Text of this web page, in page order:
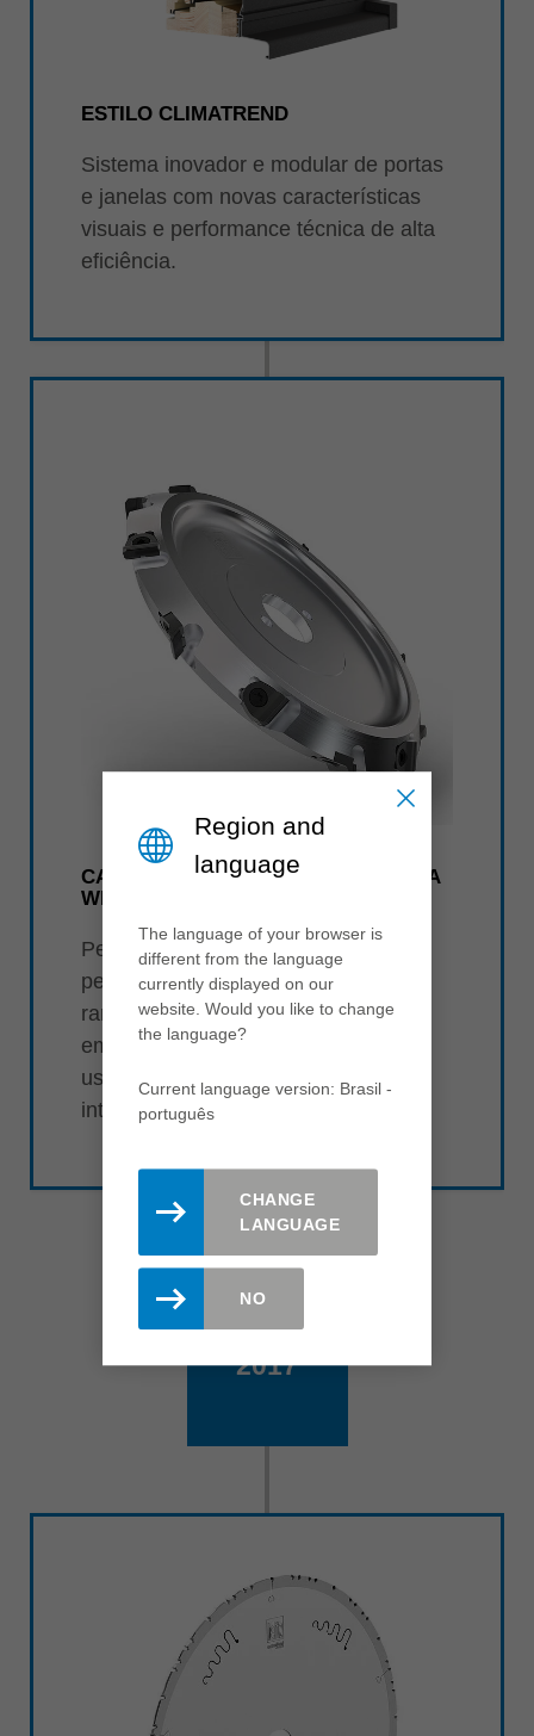
ESTILO CLIMATREND
Sistema inovador e modular de portas
e janelas com novas características
visuais e performance técnica de alta
eficiência.
CABEÇOTE DE REBAIXO EM PRISMA
WHISPERCUT DIAMASTER
Pela primeira vez, esta solução Leitz
permite a usinagem eficiente de
ranhuras em V com 90 ou 135 graus
em painéis compostos de alumínio,
usando pastilhas de diamante
intercambiáveis.
2017
Region and
language
The language of your browser is
different from the language
currently displayed on our
website. Would you like to change
the language?
Current language version: Brasil -
português
CHANGE
LANGUAGE
NO